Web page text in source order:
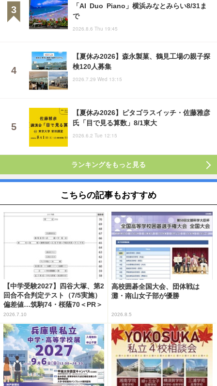
「AI Duo Piano」横浜みなとみらい8/31ま
で
2026.8.6 Thu 19:45
【夏休み2026】森永製菓、鶴見工場の親子探
検120人募集
2026.7.29 Wed 13:15
【夏休み2026】ピタゴラスイッチ・佐藤雅彦
氏「目で見る算数」8/1東大
2026.6.2 Tue 12:15
ランキングをもっと見る
こちらの記事もおすすめ
【中学受験2027】四谷大塚、第2
回合不合判定テスト（7/5実施）
偏差値…筑駒74・桜蔭70＜PR＞
2026.7.10
高校囲碁全国大会、団体戦は
灘・南山女子部が優勝
2026.8.5